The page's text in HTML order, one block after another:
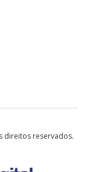
direitos reservados.